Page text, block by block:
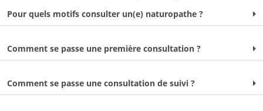
Pour quels motifs consulter un(e) naturopathe ?
Comment se passe une première consultation ?
Comment se passe une consultation de suivi ?